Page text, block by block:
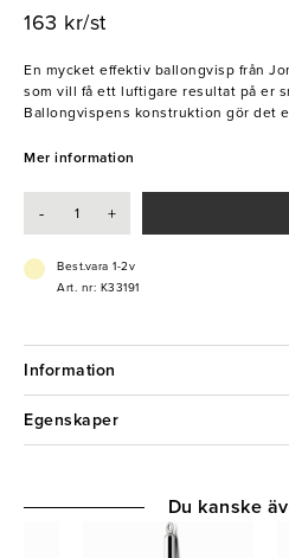
163 kr/st
En mycket effektiv ballongvisp från
som vill få ett luftigare resultat på er
Ballongvispens konstruktion gör det
- Kan diskas i maskin
Mer information
- +
Best.vara 1-2v
Art. nr: K33191
Information
Egenskaper
Du kanske